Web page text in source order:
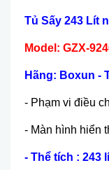
Tủ Sấy 243 Lít
Model: GZX-
Hãng: Boxun -
- Phạm vi điều
- Màn hình hiển
- Thể tích : 243